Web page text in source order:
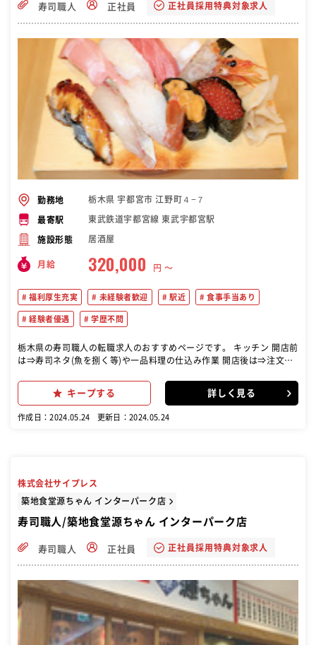
寿司職人 正社員 正社員採用特典対象求人
勤務地 栃木県 宇都宮市 江野町４−７
最寄駅 東武鉄道宇都宮線 東武宇都宮駅
施設形態 居酒屋
月給 320,000 円 〜
福利厚生充実 未経験者歓迎 駅近 食事手当あり
経験者優遇 学歴不問
栃木県の寿司職人の転職求人のおすすめページです。 キッチン 開店前
は⇒寿司ネタ(魚を捌く等)や一品料理の仕込み作業 開店後は⇒注文に
ーダー取り・料理の提供 お帰りの際は⇒会計対応・片付け など接客
業務に入る形となります 寿司業界未経験でも飲食店でのキッチン経験
キープする 詳しく見る
作成日：2024.05.24 更新日：2024.05.24
株式会社サイプレス
築地食堂源ちゃん インターパーク店
寿司職人/築地食堂源ちゃん インターパーク店
寿司職人 正社員 正社員採用特典対象求人